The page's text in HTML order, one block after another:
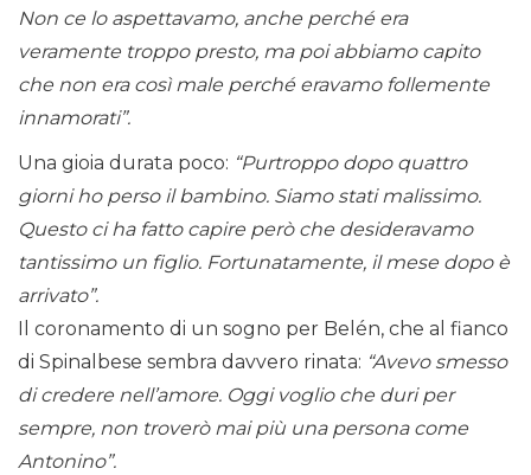
Non ce lo aspettavamo, anche perché era
veramente troppo presto, ma poi abbiamo capito
che non era così male perché eravamo follemente
innamorati”.
Una gioia durata poco: “Purtroppo dopo quattro
giorni ho perso il bambino. Siamo stati malissimo.
Questo ci ha fatto capire però che desideravamo
tantissimo un figlio. Fortunatamente, il mese dopo è
arrivato”.
Il coronamento di un sogno per Belén, che al fianco
di Spinalbese sembra davvero rinata: “Avevo smesso
di credere nell’amore. Oggi voglio che duri per
sempre, non troverò mai più una persona come
Antonino”.